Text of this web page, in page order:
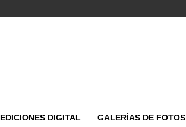
EDICIONES DIGITAL GALERÍAS DE FOTOS